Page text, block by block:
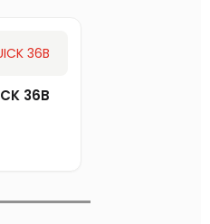
36B